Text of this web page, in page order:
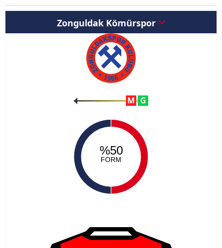
Zonguldak Kömürspor
M G
%50
FORM